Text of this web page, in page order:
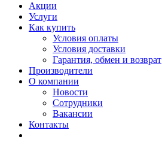
Акции
Услуги
Как купить
Условия оплаты
Условия доставки
Гарантия, обмен и возврат
Производители
О компании
Новости
Сотрудники
Вакансии
Контакты